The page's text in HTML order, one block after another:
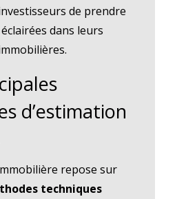
de prendre
dans leurs
d’estimation
repose sur
techniques